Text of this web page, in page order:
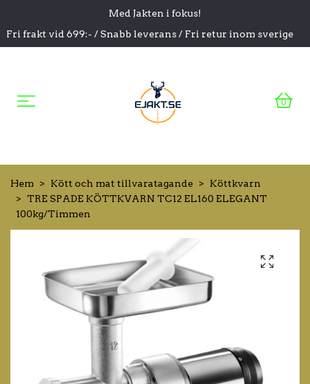
Med Jakten i fokus!
Fri frakt vid 699:- / Snabb leverans / Fri retur inom sverige
0
Hem Kött och mat tillvaratagande
Köttkvarn
TRE SPADE KÖTTKVARN TC12 EL160 ELEGANT
100kg/Timmen